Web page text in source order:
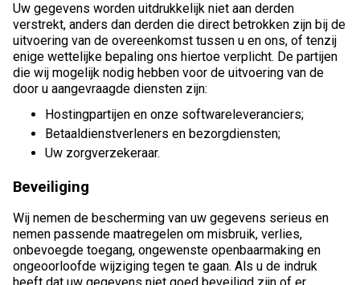
Uw gegevens worden uitdrukkelijk niet aan derden
verstrekt, anders dan derden die direct betrokken zijn bij de
uitvoering van de overeenkomst tussen u en ons, of tenzij
enige wettelijke bepaling ons hiertoe verplicht. De partijen
die wij mogelijk nodig hebben voor de uitvoering van de
door u aangevraagde diensten zijn:
Hostingpartijen en onze softwareleveranciers;
Betaaldienstverleners en bezorgdiensten;
Uw zorgverzekeraar.
Beveiliging
Wij nemen de bescherming van uw gegevens serieus en
nemen passende maatregelen om misbruik, verlies,
onbevoegde toegang, ongewenste openbaarmaking en
ongeoorloofde wijziging tegen te gaan. Als u de indruk
heeft dat uw gegevens niet goed beveiligd zijn of er